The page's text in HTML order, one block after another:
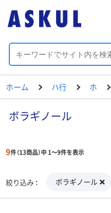
ホーム ハ行 ホ
ボラギノール
9件（13商品）中 1～9件を表示
絞り込み ボラギノール